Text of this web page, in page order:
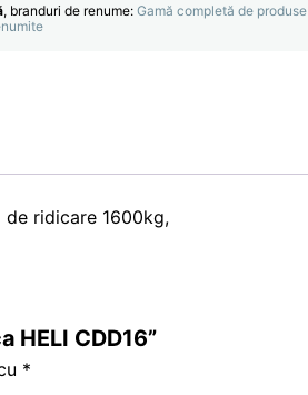
, branduri de renume: Gamă completă de produse
de ridicare 1600kg,
HELI CDD16”
*